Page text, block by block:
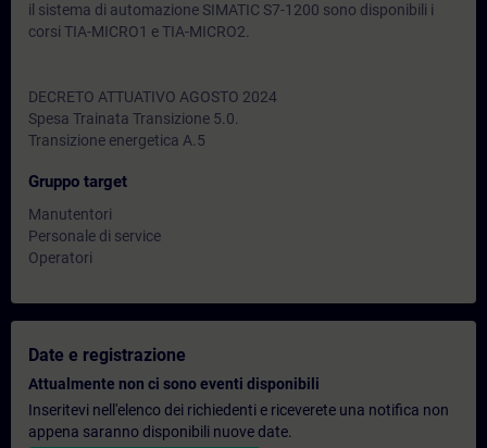
il sistema di automazione SIMATIC S7-1200 sono disponibili i
corsi TIA-MICRO1 e TIA-MICRO2.
DECRETO ATTUATIVO AGOSTO 2024
Spesa Trainata Transizione 5.0.
Transizione energetica A.5
Gruppo target
Manutentori
Personale di service
Operatori
Date e registrazione
Attualmente non ci sono eventi disponibili
Inseritevi nell'elenco dei richiedenti e riceverete una notifica non
appena saranno disponibili nuove date.